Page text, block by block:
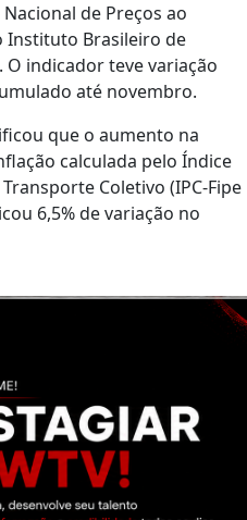
de Preços ao
Instituto Brasileiro de
O indicador teve variação
até novembro.
que o aumento na
calculada pelo Índice
Coletivo (IPC-Fipe
6,5% de variação no